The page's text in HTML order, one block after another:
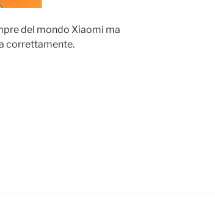
del mondo Xiaomi ma
correttamente.